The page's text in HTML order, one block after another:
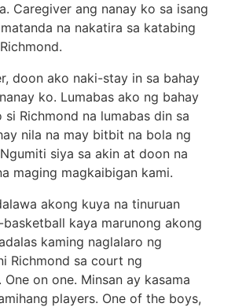
Caregiver ang nanay ko sa isang
na nakatira sa katabing
doon ako naki-stay in sa bahay
ko. Lumabas ako ng bahay
Richmond na lumabas din sa
nila na may bitbit na bola ng
siya sa akin at doon na
maging magkaibigan kami.
akong kuya na tinuruan
kaya marunong akong
kaming naglalaro ng
Richmond sa court ng
One on one. Minsan ay kasama
players. One of the boys,